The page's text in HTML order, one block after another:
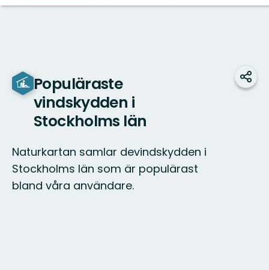
Populäraste
vindskydden i
Stockholms län
Naturkartan samlar devindskydden i
Stockholms län som är populärast
bland våra användare.
Dela